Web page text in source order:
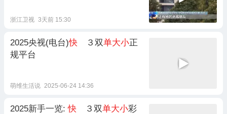
浙江卫视 3天前 15:30
2025央视(电台)快 ３双单大小正
规平台
萌维生活说 2025-06-24 14:36
2025新手一览:快 ３双单大小彩